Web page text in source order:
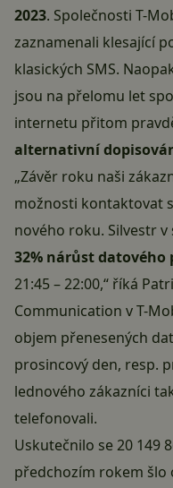
2023. Společnosti T-
zaznamenali klesající
klasických SMS.
jsou na přelomu let
internetu přitom
alternativní
„Závěr roku naši
možnosti kontaktovat
nového roku. Silvestr
32% nárůst datového
21:45 – 22:00,“ říká
Communication v T-
objem přenesených
prosincový den, resp.
lednového zákazníci
telefonovali.
Uskutečnilo se 20 149
předchozím rokem šlo